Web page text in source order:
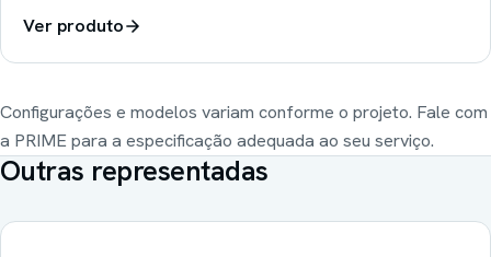
Ver produto
Configurações e modelos variam conforme o projeto. Fale com
a PRIME para a especificação adequada ao seu serviço.
Outras representadas